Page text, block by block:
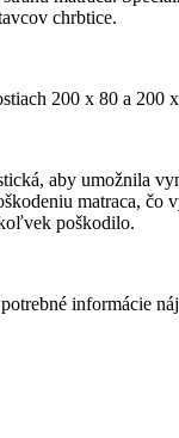
chrbtice.
200 x 80 a 200
aby umožnila
matraca,
poškodilo.
informácie